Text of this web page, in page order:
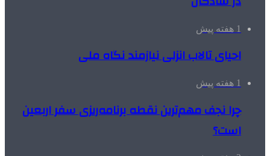
1 هفته پیش
احیای تالاب انزلی نیازمند نگاه ملی
1 هفته پیش
چرا نجف مهم‌ترین نقطه برنامه‌ریزی سفر اربعین
است؟